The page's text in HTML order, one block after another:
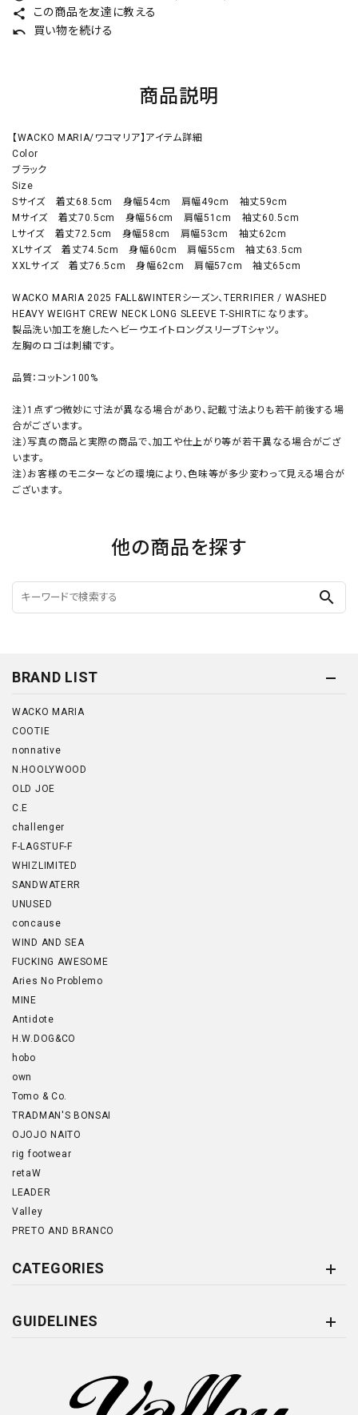
share この商品を友達に教える
undo 買い物を続ける
商品説明
【WACKO MARIA/ワコマリア】アイテム詳細
Color
ブラック
Size
Sサイズ 着丈68.5cm 身幅54cm 肩幅49cm 袖丈59cm
Mサイズ 着丈70.5cm 身幅56cm 肩幅51cm 袖丈60.5cm
Lサイズ 着丈72.5cm 身幅58cm 肩幅53cm 袖丈62cm
XLサイズ 着丈74.5cm 身幅60cm 肩幅55cm 袖丈63.5cm
XXLサイズ 着丈76.5cm 身幅62cm 肩幅57cm 袖丈65cm
WACKO MARIA 2025 FALL&WINTERシーズン、TERRIFIER / WASHED
HEAVY WEIGHT CREW NECK LONG SLEEVE T-SHIRTになります。
製品洗い加工を施したヘビーウエイトロングスリーブTシャツ。
左胸のロゴは刺繍です。
品質：コットン100%
注）1点ずつ微妙に寸法が異なる場合があり、記載寸法よりも若干前後する場
合がございます。
注）写真の商品と実際の商品で、加工や仕上がり等が若干異なる場合がござ
います。
注）お客様のモニターなどの環境により、色味等が多少変わって見える場合が
ございます。
他の商品を探す
search
BRAND LIST
WACKO MARIA
COOTIE
nonnative
N.HOOLYWOOD
OLD JOE
C.E
challenger
F-LAGSTUF-F
WHIZLIMITED
SANDWATERR
UNUSED
concause
WIND AND SEA
FUCKING AWESOME
Aries No Problemo
MINE
Antidote
H.W.DOG&CO
hobo
own
Tomo & Co.
TRADMAN'S BONSAI
OJOJO NAITO
rig footwear
retaW
LEADER
Valley
PRETO AND BRANCO
CATEGORIES
GUIDELINES